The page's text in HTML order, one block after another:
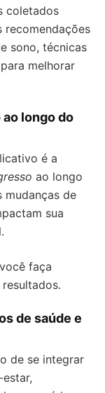
coletados
recomendações
sono, técnicas
melhorar
longo do
é a
ao longo
mudanças de
sua
faça
de saúde e
de se integrar